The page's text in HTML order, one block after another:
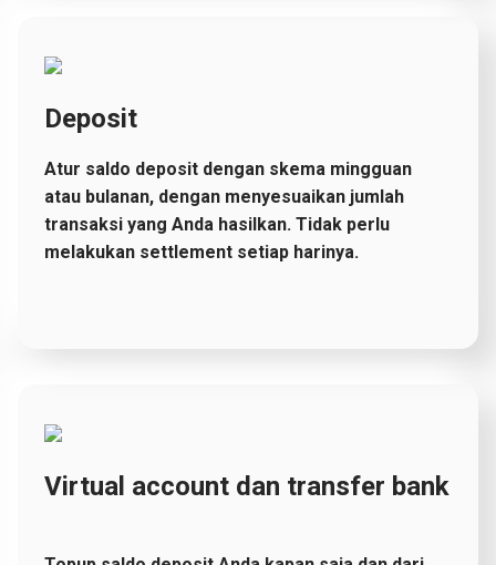
Deposit
Atur saldo deposit dengan skema mingguan
atau bulanan, dengan menyesuaikan jumlah
transaksi yang Anda hasilkan. Tidak perlu
melakukan settlement setiap harinya.
Virtual account dan transfer bank